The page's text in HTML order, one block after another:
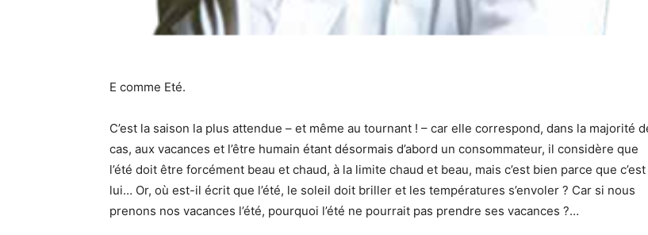
E comme Eté.
C’est la saison la plus attendue – et même au tournant ! – car elle correspond, dans la majorité
cas, aux vacances et l’être humain étant désormais d’abord un consommateur, il considère que
l’été doit être forcément beau et chaud, à la limite chaud et beau, mais c’est bien parce que c’est
lui… Or, où est-il écrit que l’été, le soleil doit briller et les températures s’envoler ? Car si nous
prenons nos vacances l’été, pourquoi l’été ne pourrait pas prendre ses vacances ?…